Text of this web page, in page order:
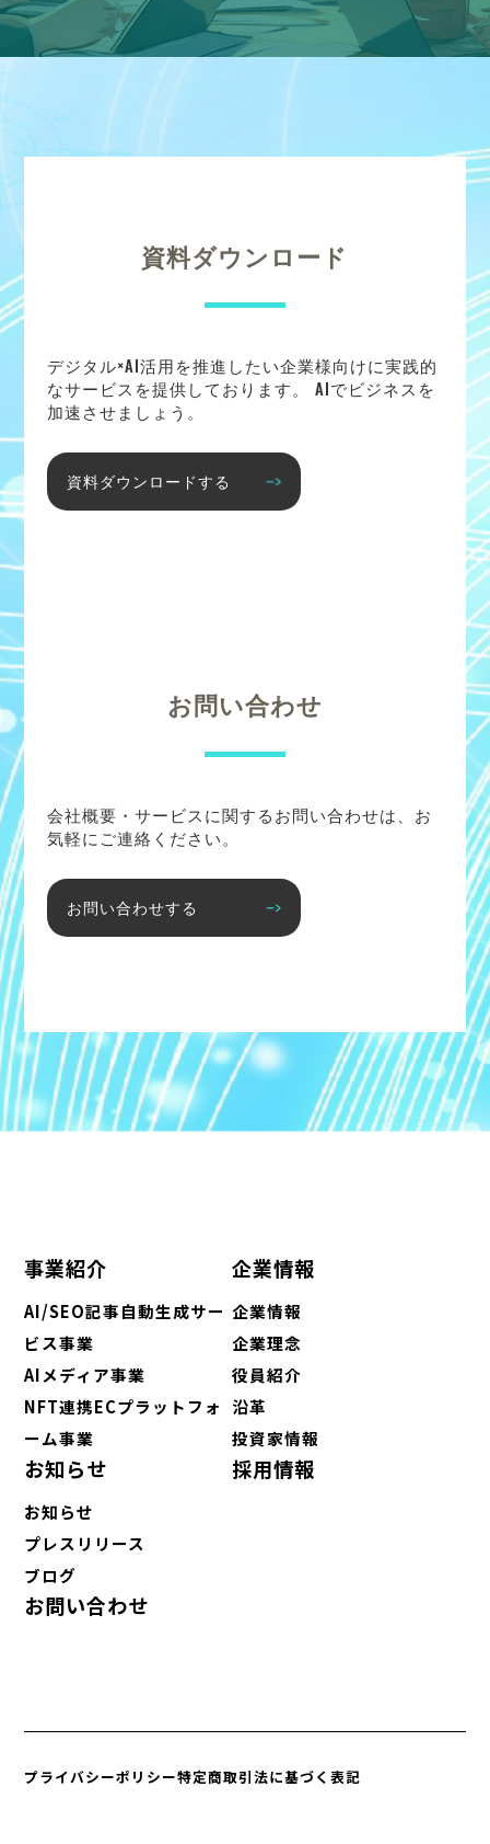
資料ダウンロード
デジタル×AI活用を推進したい企業様向けに実践的
なサービスを提供しております。 AIでビジネスを
加速させましょう。
資料ダウンロードする
お問い合わせ
会社概要・サービスに関するお問い合わせは、お
気軽にご連絡ください。
お問い合わせする
事業紹介
AI/SEO記事自動生成サー
ビス事業
AIメディア事業
NFT連携ECプラットフォ
ーム事業
企業情報
企業情報
企業理念
役員紹介
沿革
投資家情報
お知らせ
お知らせ
プレスリリース
ブログ
採用情報
お問い合わせ
プライバシーポリシー特定商取引法に基づく表記